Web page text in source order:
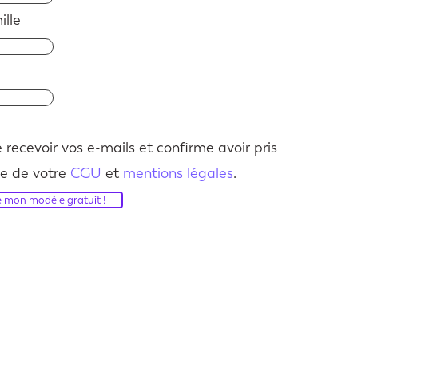
recevoir vos e-mails et confirme avoir pris
de votre CGU et mentions légales.
mon modèle gratuit !